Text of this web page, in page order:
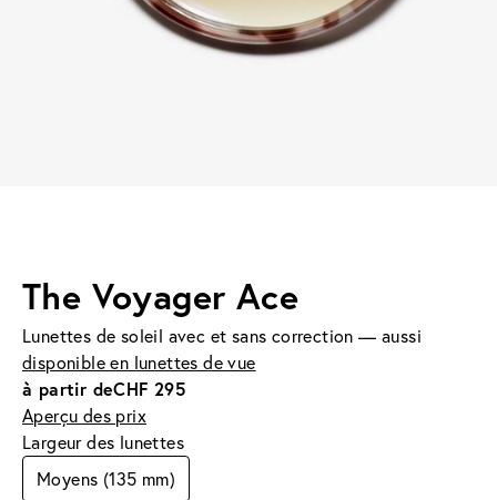
The Voyager Ace
Lunettes de soleil avec et sans correction — aussi
disponible en lunettes de vue
à partir deCHF 295
Aperçu des prix
Largeur des lunettes
Moyens (135 mm)